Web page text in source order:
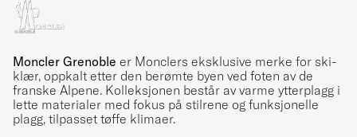
Moncler Grenoble er Monclers eksklusive merke for ski-
klær, oppkalt etter den berømte byen ved foten av de
franske Alpene. Kolleksjonen består av varme ytterplagg i
lette materialer med fokus på stilrene og funksjonelle
plagg, tilpasset tøffe klimaer.